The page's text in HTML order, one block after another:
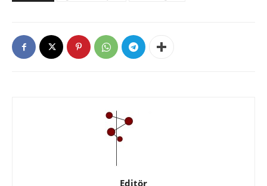
Editör